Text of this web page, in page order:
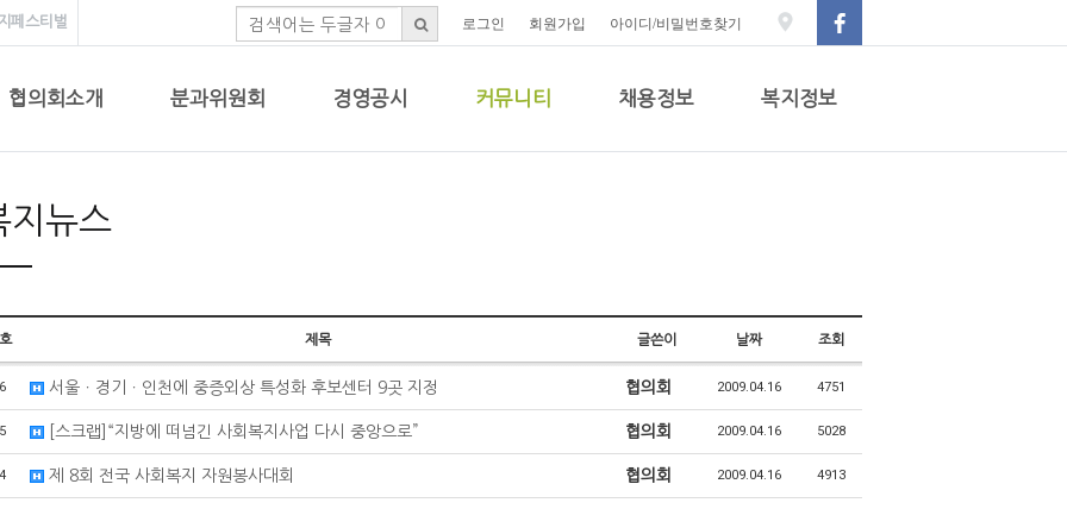
페스티벌 로그인 회원가입 아이디/비밀번호찾기
협의회소개 분과위원회 경영공시 커뮤니티 채용정보 복지정보
지뉴스
제목 글쓴이 날짜 조회
서울ㆍ경기ㆍ인천에 중증외상 특성화 후보센터 9곳 지정 협의회 2009.04.16 4751
[스크랩]“지방에 떠넘긴 사회복지사업 다시 중앙으로” 협의회 2009.04.16 5028
제 8회 전국 사회복지 자원봉사대회 협의회 2009.04.16 4913